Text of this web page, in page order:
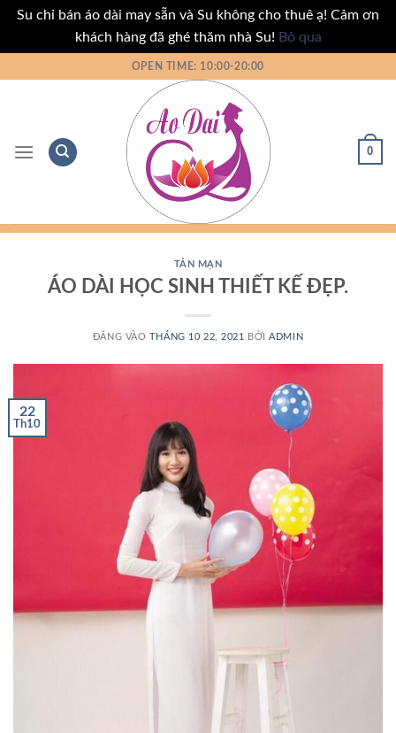
Su chỉ bán áo dài may sẵn và Su không cho thuê ạ! Cảm ơn
khách hàng đã ghé thăm nhà Su! Bỏ qua
OPEN TIME: 10:00-20:00
0
TẢN MẠN
ÁO DÀI HỌC SINH THIẾT KẾ ĐẸP.
ĐĂNG VÀO THÁNG 10 22, 2021 BỞIADMIN
22
Th10